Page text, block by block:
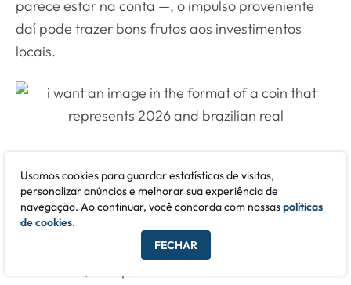
parece estar na conta —, o impulso proveniente
daí pode trazer bons frutos aos investimentos
locais.
investidores estrangeiros e a estrutura a termo da
curva de juros finalmente veio para baixo dos 14%
em praticamente todos os seus vértices. O fluxo de
recursos aos fundos locais ainda não se reverteu
Usamos cookies para guardar estatísticas de visitas,
personalizar anúncios e melhorar sua experiência de
navegação. Ao continuar, você concorda com nossaspolíticas
de cookies.
FECHAR